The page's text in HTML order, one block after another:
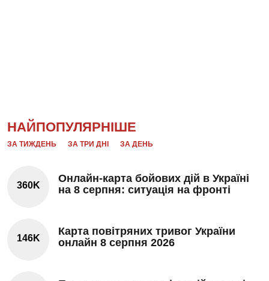
НАЙПОПУЛЯРНІШЕ
ЗА ТИЖДЕНЬ ЗА ТРИ ДНІ ЗА ДЕНЬ
360K
Онлайн-карта бойових дій в Україні
на 8 серпня: ситуація на фронті
146K
Карта повітряних тривог України
онлайн 8 серпня 2026